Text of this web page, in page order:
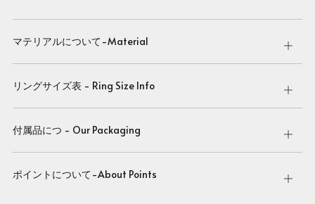
マテリアルについて-Material
Open
tab
リングサイズ表 - Ring Size Info
Open
tab
付属品につ - Our Packaging
Open
tab
ポイントについて-About Points
Open